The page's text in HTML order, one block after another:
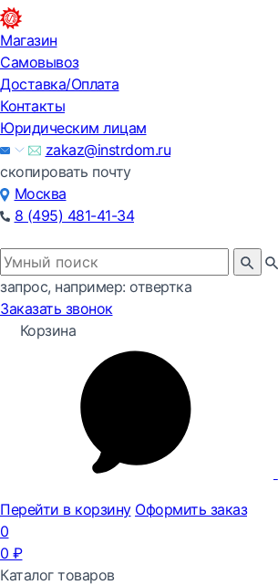
Магазин
Самовывоз
Доставка/Оплата
Контакты
Юридическим лицам
zakaz@instrdom.ru
скопировать почту
Москва
8 (495) 481-41-34
запрос, например: отвертка
Заказать звонок
Корзина
Перейти в корзину Оформить заказ
0
0 ₽
Каталог товаров